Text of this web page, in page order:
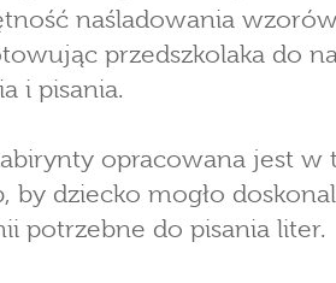
naśladowania
przedszkolaka do
i pisania.
opracowana jest w
by dziecko mogło
potrzebne do pisania liter.